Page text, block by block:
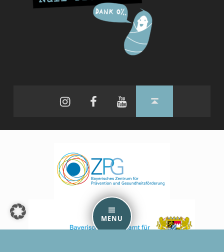
MENU
FacebookYouTubeBack to top ↑